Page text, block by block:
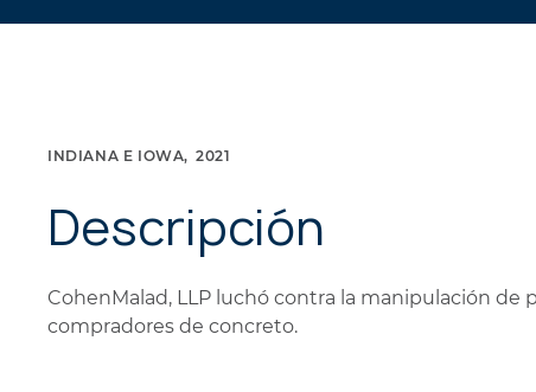
INDIANA E IOWA 2021
Descripción
CohenMalad, LLP luchó contra la manipulación de
compradores de concreto.